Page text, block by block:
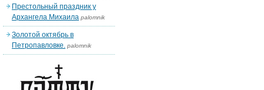
Престольный праздник у
Архангела Михаила palomnik
Золотой октябрь в
Петропавловке. palomnik